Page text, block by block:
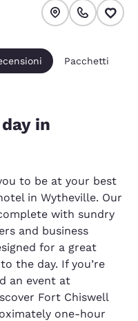
Pacchetti
in
to be at your best
in Wytheville. Our
with sundry
and business
for a great
the day. If you’re
an event at
Fort Chiswell
one-hour